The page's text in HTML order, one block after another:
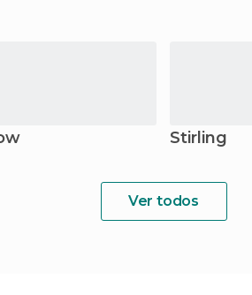
Stirling
Ver todos